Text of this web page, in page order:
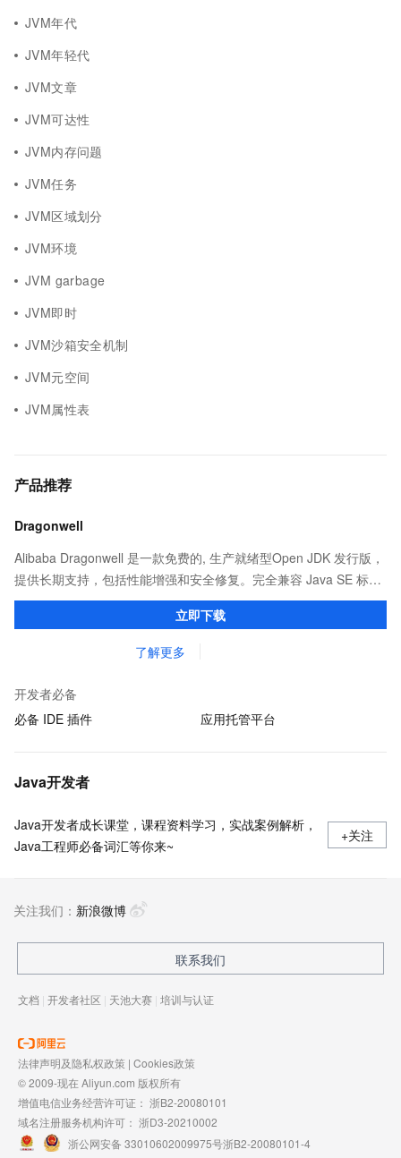
JVM年代
JVM年轻代
JVM文章
JVM可达性
JVM内存问题
JVM任务
JVM区域划分
JVM环境
JVM garbage
JVM即时
JVM沙箱安全机制
JVM元空间
JVM属性表
产品推荐
Dragonwell
Alibaba Dragonwell 是一款免费的, 生产就绪型Open JDK 发行版，
提供长期支持，包括性能增强和安全修复。完全兼容 Java SE 标
准，您可以在任何常用操作系统（包括 Linux、Windows 和
macOS）上开发 Java 应用程序。立即下载
了解更多
开发者必备
必备 IDE 插件
应用托管平台
Java开发者
Java开发者成长课堂，课程资料学习，实战案例解析，
Java工程师必备词汇等你来~
+关注
关注我们： 新浪微博
联系我们
文档 | 开发者社区 | 天池大赛 | 培训与认证
法律声明及隐私权政策 | Cookies政策
© 2009-现在 Aliyun.com 版权所有
增值电信业务经营许可证： 浙B2-20080101
域名注册服务机构许可： 浙D3-20210002
浙公网安备 33010602009975号浙B2-20080101-4